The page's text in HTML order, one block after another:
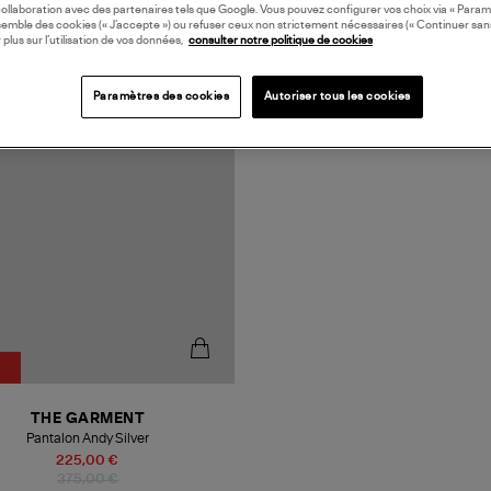
225,00 €
THE GARMENT
Pantalon Andy Silver
avec des partenaires tels que Google. Vous pouvez configurer vos choix via «
des cookies (« J’accepte ») ou refuser ceux non strictement nécessaires (« Continuer
plus sur l’utilisation de vos données,
consulter notre politique de cookies
Paramètres des cookies Autoriser tous les cookies